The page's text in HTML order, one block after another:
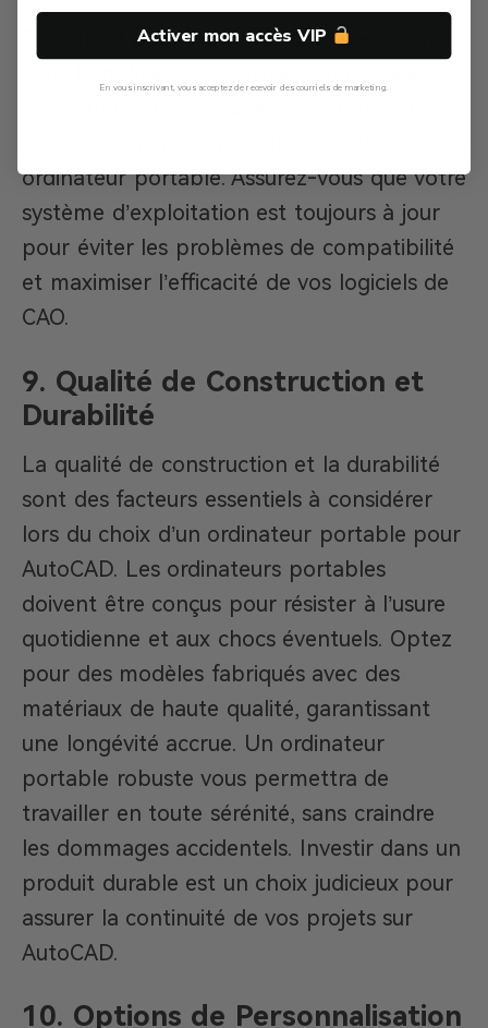
En optant pour Windows 11 Professionnel,
ordinateur portable. Assurez-vous que votre
système d’exploitation est toujours à jour
pour éviter les problèmes de compatibilité
et maximiser l’efficacité de vos logiciels de
CAO.
9. Qualité de Construction et
Durabilité
La qualité de construction et la durabilité
sont des facteurs essentiels à considérer
lors du choix d’un ordinateur portable pour
AutoCAD. Les ordinateurs portables
doivent être conçus pour résister à l’usure
quotidienne et aux chocs éventuels. Optez
pour des modèles fabriqués avec des
matériaux de haute qualité, garantissant
une longévité accrue. Un ordinateur
portable robuste vous permettra de
travailler en toute sérénité, sans craindre
les dommages accidentels. Investir dans un
produit durable est un choix judicieux pour
assurer la continuité de vos projets sur
AutoCAD.
10. Options de Personnalisation
Activer mon accès VIP
En vous inscrivant, vous acceptez de recevoir des courriels de marketing.